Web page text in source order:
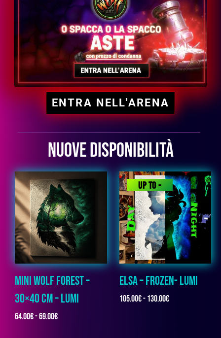
ENTRA NELL'ARENA
NUOVE DISPONIBILITÀ
MINI WOLF FOREST –
30×40 CM – LUMI
64.00€-69.00€
UP TO-
13%
ELSA – FROZEN- LUMI
105.00€- 130.00€